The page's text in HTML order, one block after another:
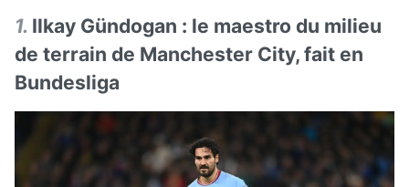
1. Ilkay Gündogan : le maestro du milieu
de terrain de Manchester City, fait en
Bundesliga